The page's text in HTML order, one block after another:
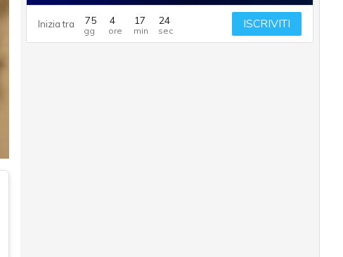
Inizia tra 75 4 17 23 ISCRIVITI